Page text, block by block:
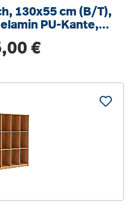
130x55 cm (B/T),
PU-Kante,
Preis:
€